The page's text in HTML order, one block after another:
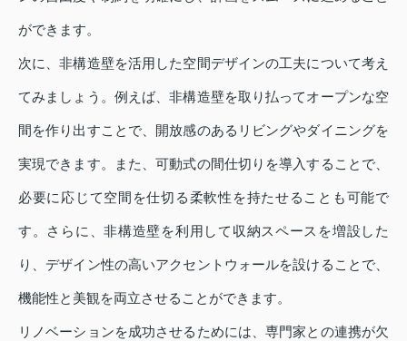
ができます。
次に、非構造壁を活用した空間デザインの工夫について考え
てみましょう。例えば、非構造壁を取り払ってオープンな空
間を作り出すことで、開放感のあるリビングやダイニングを
実現できます。また、可動式の間仕切りを導入することで、
必要に応じて空間を仕切る柔軟性を持たせることも可能で
す。さらに、非構造壁を利用して収納スペースを増設した
り、デザイン性の高いアクセントウォールを設けることで、
機能性と美観を両立させることができます。
リノベーションを成功させるためには、専門家との連携が欠